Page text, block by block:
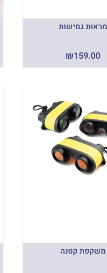
מראות גמישות
₪159.00
משקפת קטנה